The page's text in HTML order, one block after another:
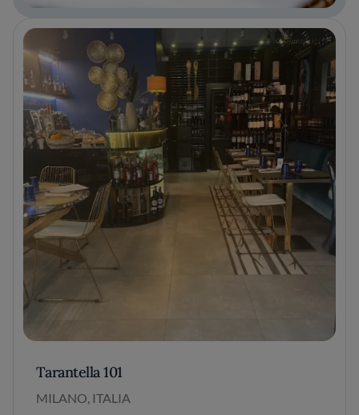
Tarantella 101
MILANO, ITALIA